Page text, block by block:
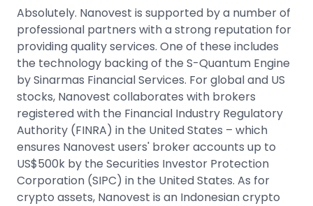
Absolutely. Nanovest is supported by a number of
professional partners with a strong reputation for
providing quality services. One of these includes
the technology backing of the S-Quantum Engine
by Sinarmas Financial Services. Forglobal and US
stocks, Nanovest collaborates with brokers
registered with the Financial Industry Regulatory
Authority (FINRA) in the United States – which
ensures Nanovest users' broker accounts up to
US$500k by the Securities Investor Protection
Corporation (SIPC) in the United States. As for
crypto assets, Nanovest is an Indonesian crypto